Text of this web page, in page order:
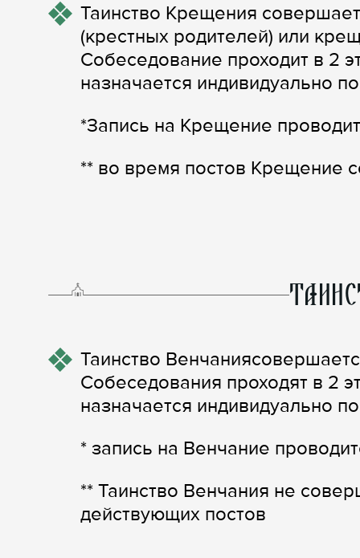
Таинство Крещения
(крестных родителей) или
Собеседование проходит в 2
назначается индивидуально
*Запись на Крещение
** во время постов Крещение
Таинство
Собеседования проходят в 2
назначается индивидуально
* запись на Венчание
** Таинство Венчания не
действующих постов